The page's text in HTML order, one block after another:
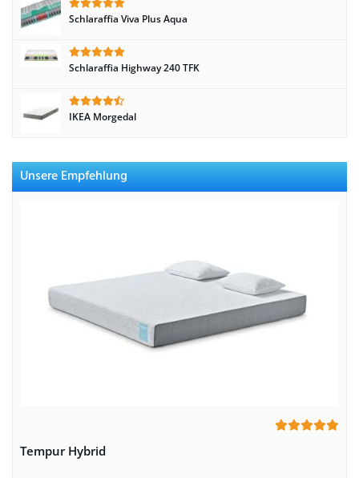
Schlaraffia Viva Plus Aqua
Schlaraffia Highway 240 TFK
IKEA Morgedal
Unsere Empfehlung
Tempur Hybrid